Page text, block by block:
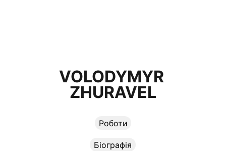
VOLODYMYR
ZHURAVEL
Роботи
Біографія